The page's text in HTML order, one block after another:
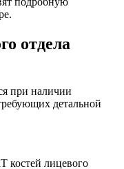
отдела
при наличии
детальной
костей лицевого